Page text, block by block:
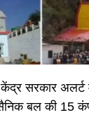
सरकार अलर्ट
बल की 15